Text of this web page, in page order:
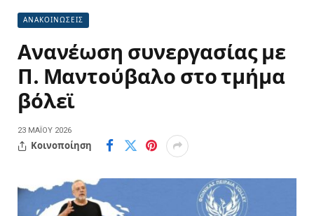
ΑΝΑΚΟΙΝΩΣΕΙΣ
Ανανέωση συνεργασίας με
Π. Μαντούβαλο στο τμήμα
βόλεϊ
23 ΜΑΪ́ΟΥ 2026
Κοινοποίηση